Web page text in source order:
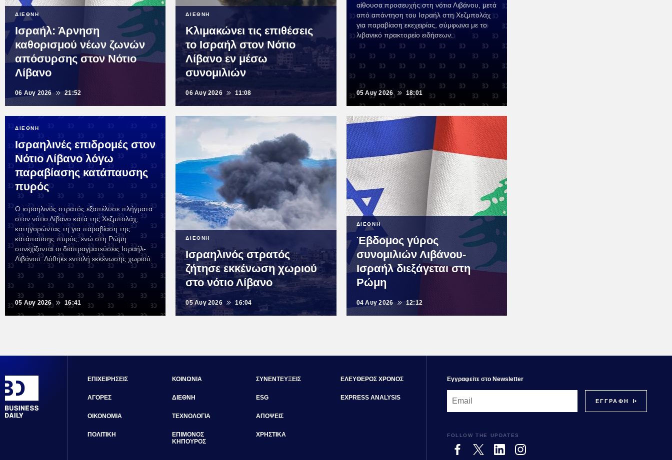
ΔΙΕΘΝΗ
Ισραήλ: Άρνηση
καθορισμού νέων ζωνών
απόσυρσης στον Νότιο
Λίβανο
06 Αυγ 2026 21:52
ΔΙΕΘΝΗ
Κλιμακώνει τις επιθέσεις
το Ισραήλ στον Νότιο
Λίβανο εν μέσω
συνομιλιών
06 Αυγ 2026 11:08
αίθουσα προσευχής στη νότια Λιβάνου, μετά
από απάντηση του Ισραήλ στη Χεζμπολάχ
για παραβίαση εκεχειρίας, σύμφωνα με το
λιβανικό πρακτορείο ειδήσεων.
05 Αυγ 2026 18:01
ΔΙΕΘΝΗ
Ισραηλινές επιδρομές στον
Νότιο Λίβανο λόγω
παραβίασης κατάπαυσης
πυρός
Ο ισραηλινός στρατός εξαπέλυσε πλήγματα
στον νότιο Λίβανο κατά της Χεζμπολάχ,
κατηγορώντας τη για παραβίαση της
κατάπαυσης πυρός, ενώ στη Ρώμη
συνεχίζονται οι διαπραγματεύσεις Ισραήλ-
Λιβάνου. Δόθηκε εντολή εκκένωσης χωριού.
05 Αυγ 2026 16:41
ΔΙΕΘΝΗ
Ισραηλινός στρατός
ζήτησε εκκένωση χωριού
στο νότιο Λίβανο
05 Αυγ 2026 16:04
ΔΙΕΘΝΗ
Έβδομος γύρος
συνομιλιών Λιβάνου-
Ισραήλ διεξάγεται στη
Ρώμη
04 Αυγ 2026 12:12
ΕΠΙΧΕΙΡΗΣΕΙΣ
ΑΓΟΡΕΣ
ΟΙΚΟΝΟΜΙΑ
ΠΟΛΙΤΙΚΗ
ΚΟΙΝΩΝΙΑ
ΔΙΕΘΝΗ
ΤΕΧΝΟΛΟΓΙΑ
ΕΠΙΜΟΝΟΣ
ΚΗΠΟΥΡΟΣ
ΣΥΝΕΝΤΕΥΞΕΙΣ
ESG
ΑΠΟΨΕΙΣ
ΧΡΗΣΤΙΚΑ
ΕΛΕΥΘΕΡΟΣ ΧΡΟΝΟΣ
EXPRESS ANALYSIS
FOLLOW THE UPDATES
Εγγραφεiτε στο Newsletter